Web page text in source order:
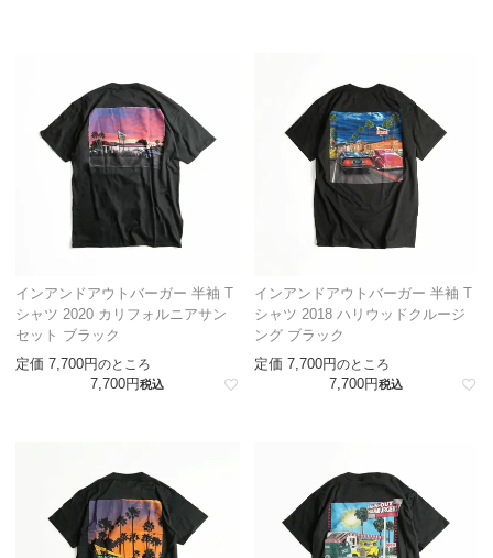
インアンドアウトバーガー 半袖 T
シャツ 2020 カリフォルニアサン
セット ブラック
定価 7,700 のところ
7,700 税込
インアンドアウトバーガー 半袖 T
シャツ 2018 ハリウッドクルージ
ング ブラック
定価 7,700 のところ
7,700 税込